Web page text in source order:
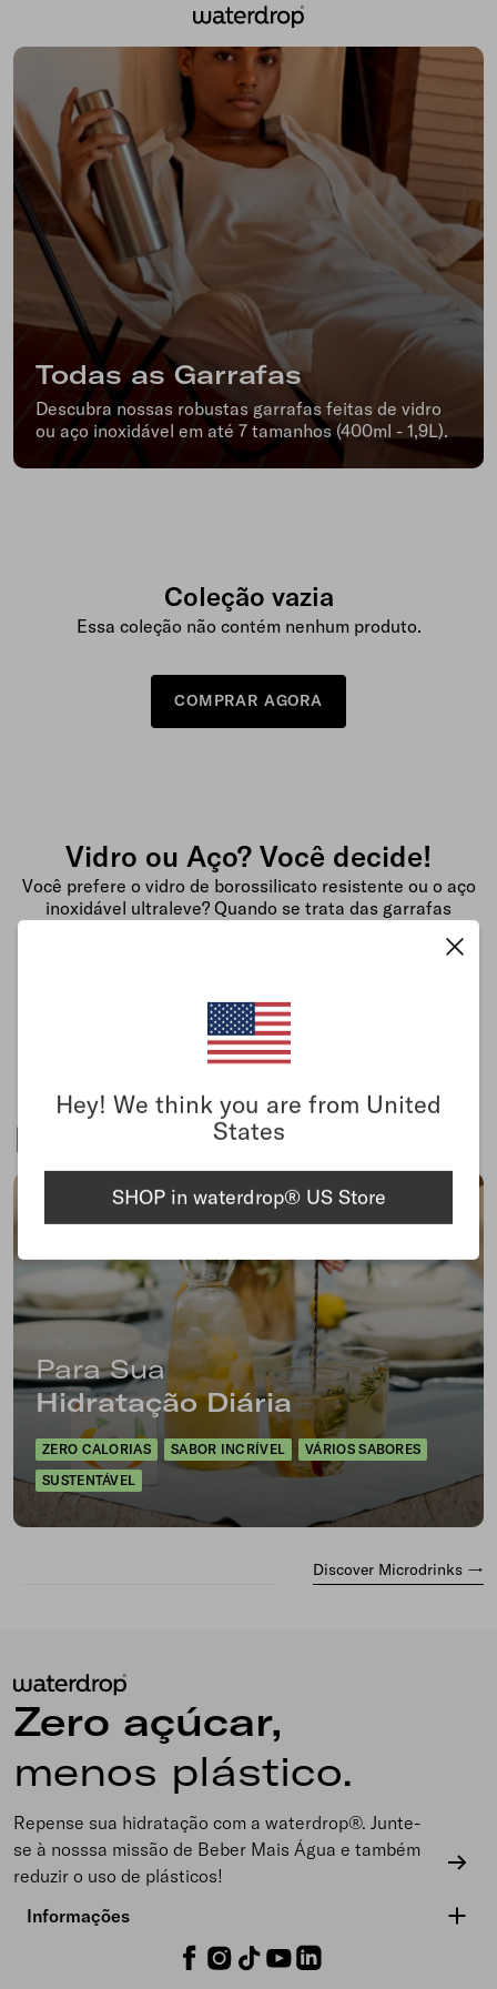
conteúdo
waterdrop
Brasil
Todas as Garrafas
Descubra nossas robustas garrafas feitas de vidro
ou aço inoxidável em até 7 tamanhos (400ml - 1,9L).
Coleção vazia
Essa coleção não contém nenhum produto.
COMPRAR AGORA
Vidro ou Aço? Você decide!
Você prefere o vidro de borossilicato resistente ou o aço
inoxidável ultraleve? Quando se trata das garrafas
vários estilos, designs e opções de tampas, com a
waterdrop® você tem uma garrafa para cada ocasião.
Microenergy
Para Sua
Hidratação Diária
ZERO CALORIAS SABOR INCRÍVEL
VÁRIOS SABORES
SUSTENTÁVEL
Discover Microdrinks →
waterdrop
Brasil
Zero açúcar,
menos plástico.
Repense sua hidratação com a waterdrop®. Junte-
se à nosssa missão de Beber Mais Água e também
reduzir o uso de plásticos!
Informações
Hey! We think you are from United
States
SHOP in waterdrop® US Store